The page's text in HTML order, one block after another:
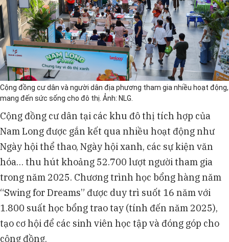
Cộng đồng cư dân và người dân địa phương tham gia nhiều hoạt động,
mang đến sức sống cho đô thị. Ảnh: NLG.
Cộng đồng cư dân tại các khu đô thị tích hợp của
Nam Long được gắn kết qua nhiều hoạt động như
Ngày hội thể thao, Ngày hội xanh, các sự kiện văn
hóa… thu hút khoảng 52.700 lượt người tham gia
trong năm 2025. Chương trình học bổng hàng năm
“Swing for Dreams” được duy trì suốt 16 năm với
1.800 suất học bổng trao tay (tính đến năm 2025),
tạo cơ hội để các sinh viên học tập và đóng góp cho
cộng đồng.